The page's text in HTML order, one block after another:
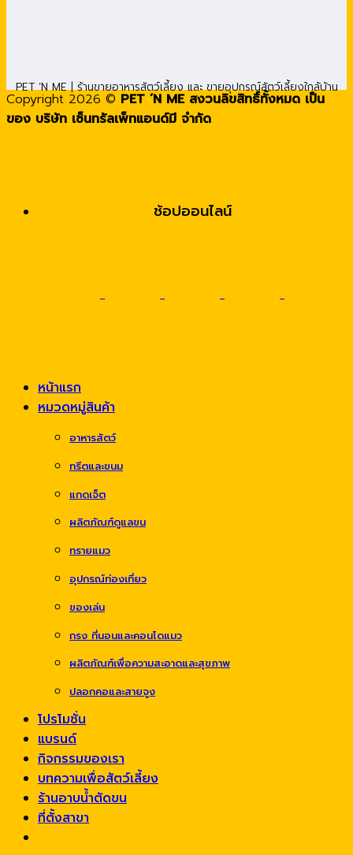
PET ’N ME | ร้านขายอาหารสัตว์เลี้ยง และ ขายอุปกรณ์สัตว์เลี้ยงใกล้บ้าน
Copyright 2026 © PET ’N ME สงวนลิขสิทธิ์ทั้งหมด เป็น
ของ บริษัท เซ็นทรัลเพ็ทแอนด์มี จำกัด
ช้อปออนไลน์
หน้าแรก
หมวดหมู่สินค้า
อาหารสัตว์
ทรีตและขนม
แกดเจ็ต
ผลิตภัณฑ์ดูแลขน
ทรายแมว
อุปกรณ์ท่องเที่ยว
ของเล่น
กรง ที่นอนและคอนโดแมว
ผลิตภัณฑ์เพื่อความสะอาดและสุขภาพ
ปลอกคอและสายจูง
โปรโมชั่น
แบรนด์
กิจกรรมของเรา
บทความเพื่อสัตว์เลี้ยง
ร้านอาบน้ำตัดขน
ที่ตั้งสาขา